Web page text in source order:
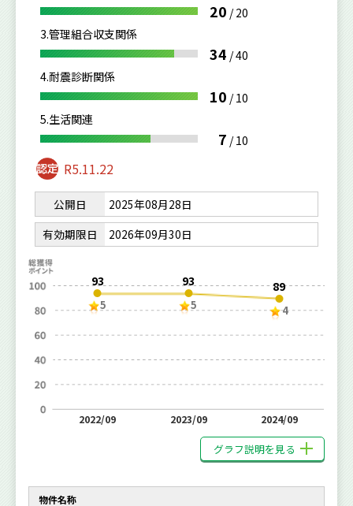
20 /20
3.管理組合収支関係
34 /40
4.耐震診断関係
10 /10
5.生活関連
7 /10
R5.11.22
公開日
2025年08月28日
有効期限日
2026年09月30日
93
5
2022/09
93
5
2023/09
89
4
2024/09
グラフ説明を見る
物件名称